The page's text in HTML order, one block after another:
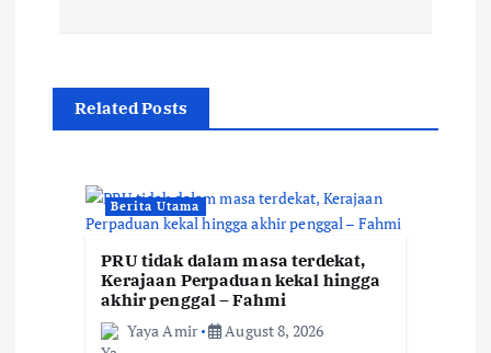
n
a
Related Posts
Berita Utama
PRU tidak dalam masa terdekat,
Kerajaan Perpaduan kekal hingga
akhir penggal – Fahmi
Yaya Amir
August 8, 2026